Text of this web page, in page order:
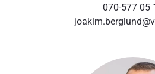
Effektiva motorer
reluktansmotorer som standard.
070-577 05